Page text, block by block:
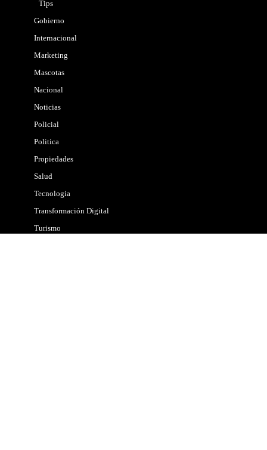
Tips
Gobierno
Internacional
Marketing
Mascotas
Nacional
Noticias
Policial
Politica
Propiedades
Salud
Tecnologia
Transformación Digital
Turismo